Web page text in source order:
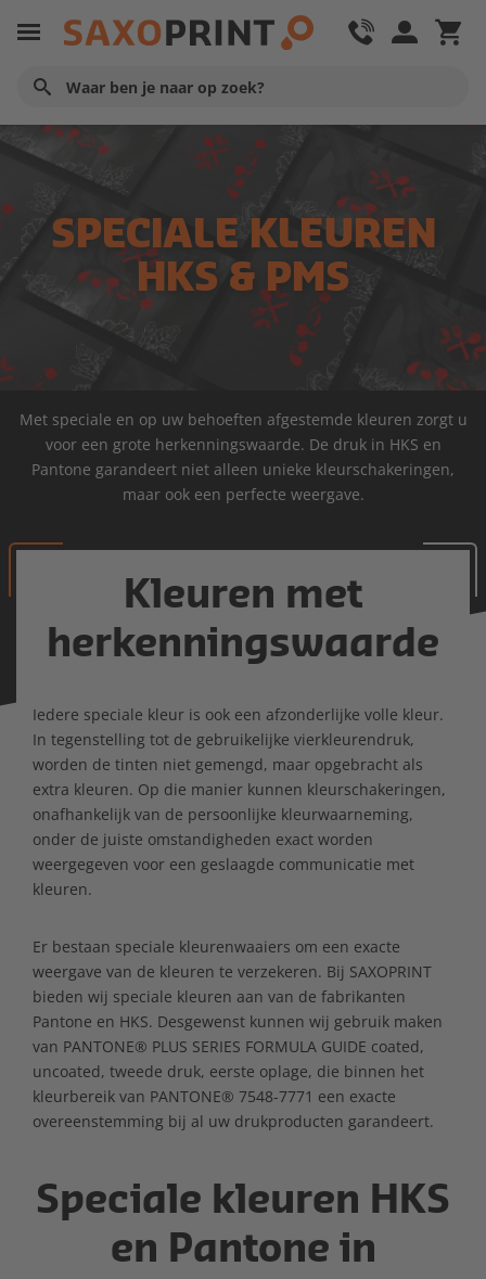
SPECIALE KLEUREN
HKS & PMS
Met speciale en op uw behoeften afgestemde kleuren zorgt u
voor een grote herkenningswaarde. De druk in HKS en
Pantone garandeert niet alleen unieke kleurschakeringen,
maar ook een perfecte weergave.
Kleuren met
herkenningswaarde
Iedere speciale kleur is ook een afzonderlijke volle kleur.
In tegenstelling tot de gebruikelijke vierkleurendruk,
worden de tinten niet gemengd, maar opgebracht als
extra kleuren. Op die manier kunnen kleurschakeringen,
onafhankelijk van de persoonlijke kleurwaarneming,
onder de juiste omstandigheden exact worden
weergegeven voor een geslaagde communicatie met
kleuren.
Er bestaan speciale kleurenwaaiers om een exacte
weergave van de kleuren te verzekeren. Bij SAXOPRINT
bieden wij speciale kleuren aan van de fabrikanten
Pantone en HKS. Desgewenst kunnen wij gebruik maken
van PANTONE® PLUS SERIES FORMULA GUIDE coated,
uncoated, tweede druk, eerste oplage, die binnen het
kleurbereik van PANTONE® 7548-7771 een exacte
overeenstemming bij al uw drukproducten garandeert.
Speciale kleuren HKS
en Pantone in